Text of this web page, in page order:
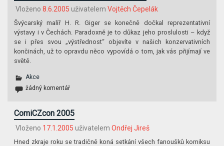
Vloženo 8.6.2005 uživatelem Vojtěch Čepelák
Švýcarský malíř H. R. Giger se konečně dočkal reprezentativní
výstavy i v Čechách. Paradoxně je to důkaz jeho proslulosti – když
se i přes svou „výstřednost“ objevíte v našich konzervativních
končinách, už to opravdu něco vypovídá o tom, jak vás přijímají ve
světě.
Akce
žádný komentář
ComiCZcon 2005
Vloženo 17.1.2005 uživatelem Ondřej Jireš
Hned zkraje roku se tradičně koná setkání všech fanoušků komiksu